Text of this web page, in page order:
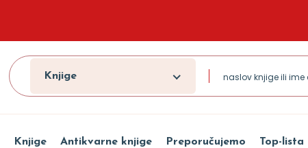
Knjige
Knjige Antikvarne knjige Preporučujemo Top-lista